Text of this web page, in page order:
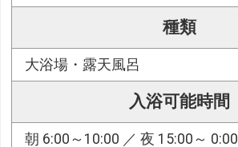
種類
大浴場・露天風呂
入浴可能時間
朝 6:00～10:00 ／ 夜 15:00～ 0:00